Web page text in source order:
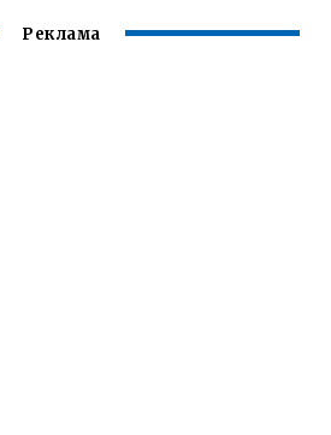
Реклама